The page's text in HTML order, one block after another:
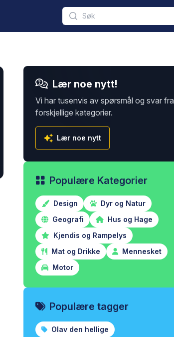
Lær noe nytt!
Vi har tusenvis av spørsmål og svar fra
forskjellige kategorier.
Lær noe nytt
Populære Kategorier
Design
Dyr og Natur
Geografi
Hus og Hage
Kjendis og Rampelys
Mat og Drikke
Mennesket
Motor
Populære tagger
Olav den hellige